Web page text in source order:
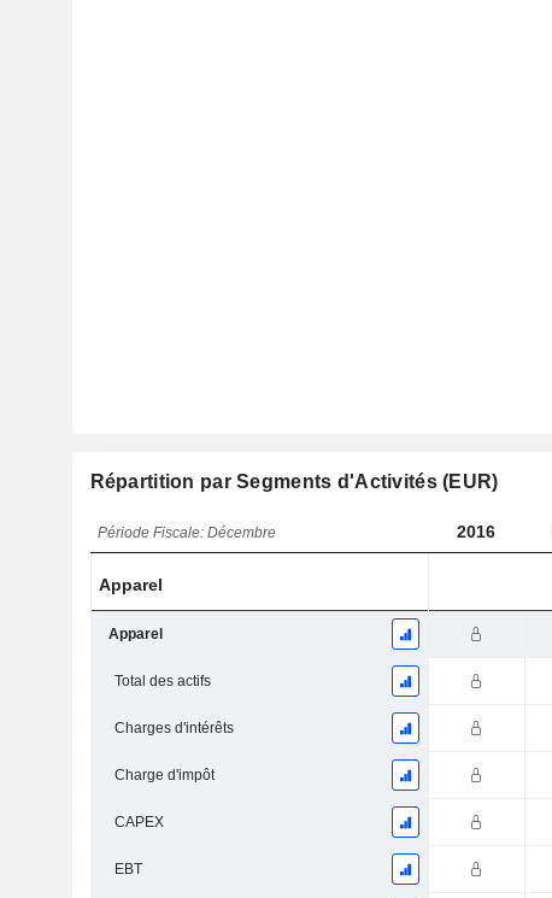
Répartition par Segments d'Activités (EUR)
Période Fiscale: Décembre 2016
Apparel
Apparel
Total des actifs
Charges d'intérêts
Charge d'impôt
CAPEX
EBT